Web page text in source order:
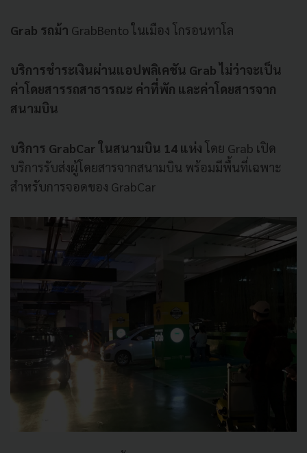
Grab รถม้า GrabBento ในเมือง โกรอนทาโล
บริการชำระเงินผ่านแอปพลิเคชัน Grab ไม่ว่าจะเป็น
ค่าโดยสารรถสาธารณะ ค่าที่พัก และค่าโดยสารจาก
สนามบิน
บริการ GrabCar ในสนามบิน 14 แห่ง โดย Grab เปิด
บริการรับส่งผู้โดยสารจากสนามบิน พร้อมมีพื้นที่เฉพาะ
สำหรับการจอดของ GrabCar